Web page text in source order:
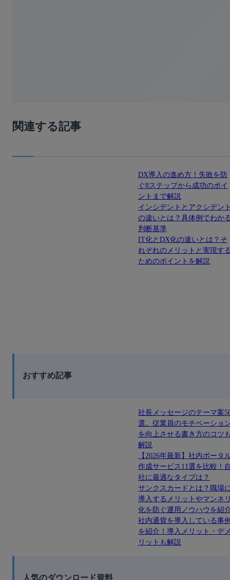
関連する記事
DX導入の進め方！失敗を防
ぐ8ステップから成功のポイ
ントまで解説
インシデントとアクシデン
の違いとは？具体例でわか
判断基準
IT化とDX化の違いとは？そ
れぞれのメリットと実現す
ためのポイントを解説
おすすめ記事
社長メッセージのテーマ案
選。従業員のモチベーショ
を向上させる書き方のコツ
解説
【2026年最新】社内ポータ
作成サービス11選を比較！
社に最適なタイプは？
サンクスカードとは？職場
導入するメリットやマンネ
化を防ぐ運用ノウハウを紹
社内通貨を導入している事
を紹介！導入メリット・デ
リットも解説
人気のダウンロード資料